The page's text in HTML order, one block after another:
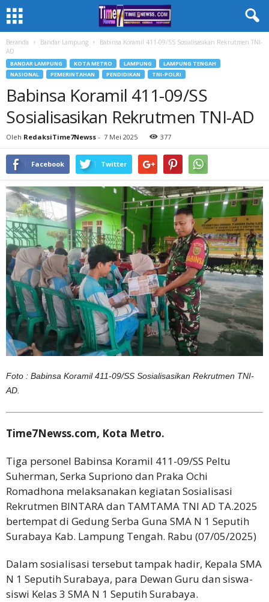
Beranda Bandar Lampung
Babinsa Koramil 411-09/SS Sosialisasikan Rekrutmen TNI-
AD
BANDAR LAMPUNG KOTA METRO LAMPUNG
LAMPUNG TENGAH
NASIONAL
PEMERINTAHAN PENDIDIKAN TNI-POLRI
Babinsa Koramil 411-09/SS
Sosialisasikan Rekrutmen TNI-AD
Oleh RedaksiTime7Newss - 7 Mei 2025 377
Facebook Twitter
Foto : Babinsa Koramil 411-09/SS Sosialisasikan Rekrutmen TNI-
AD.
Time7Newss.com, Kota Metro.
Tiga personel Babinsa Koramil 411-09/SS Peltu
Suherman, Serka Supriono dan Praka Ochi
Romadhona melaksanakan kegiatan Sosialisasi
Rekrutmen BINTARA dan TAMTAMA TNI AD TA.2025
bertempat di Gedung Serba Guna SMA N 1 Seputih
Surabaya Kab. Lampung Tengah. Rabu (07/05/2025)
Dalam sosialisasi tersebut tampak hadir, Kepala SMA
N 1 Seputih Surabaya, para Dewan Guru dan siswa-
siswi Kelas 3 SMA N 1 Seputih Surabaya.